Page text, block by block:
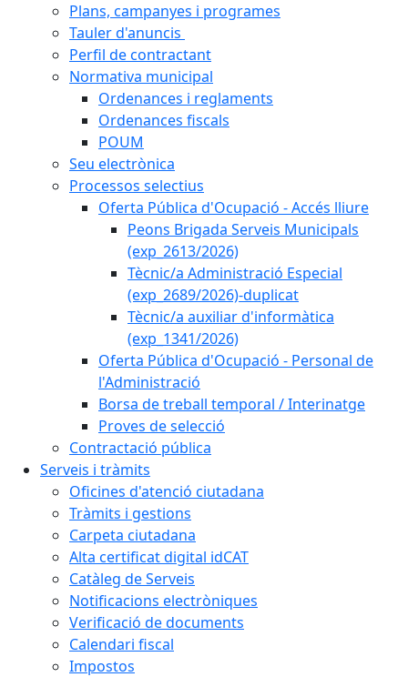
Plans, campanyes i programes
Tauler d'anuncis
Perfil de contractant
Normativa municipal
Ordenances i reglaments
Ordenances fiscals
POUM
Seu electrònica
Processos selectius
Oferta Pública d'Ocupació - Accés lliure
Peons Brigada Serveis Municipals
(exp_2613/2026)
Tècnic/a Administració Especial
(exp_2689/2026)-duplicat
Tècnic/a auxiliar d'informàtica
(exp_1341/2026)
Oferta Pública d'Ocupació - Personal de
l'Administració
Borsa de treball temporal / Interinatge
Proves de selecció
Contractació pública
Serveis i tràmits
Oficines d'atenció ciutadana
Tràmits i gestions
Carpeta ciutadana
Alta certificat digital idCAT
Catàleg de Serveis
Notificacions electròniques
Verificació de documents
Calendari fiscal
Impostos